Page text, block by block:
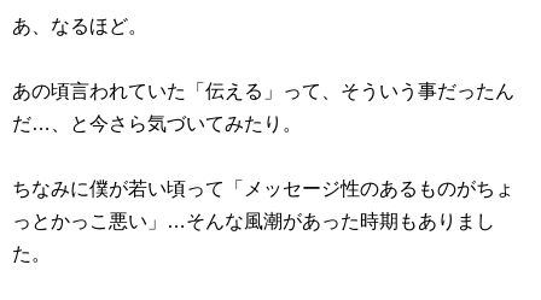
あ、なるほど。
あの頃言われていた「伝える」って、そういう事だったん
だ…、と今さら気づいてみたり。
ちなみに僕が若い頃って「メッセージ性のあるものがちょ
っとかっこ悪い」…そんな風潮があった時期もありまし
た。